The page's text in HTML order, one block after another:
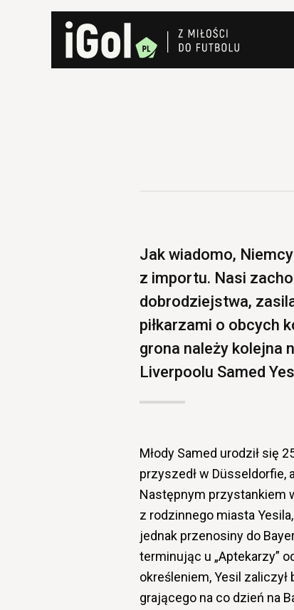
Jak wiadomo,
z importu. Nasi
dobrodziejstwa,
piłkarzami o obcych
grona należy kolejna
Liverpoolu Samed
Młody Samed urodził się
przyszedł w Düsseldorfie,
Następnym przystankiem
z rodzinnego miasta
jednak przenosiny do
terminując u „Aptekarzy”
określeniem, Yesil
grającego na co dzień na